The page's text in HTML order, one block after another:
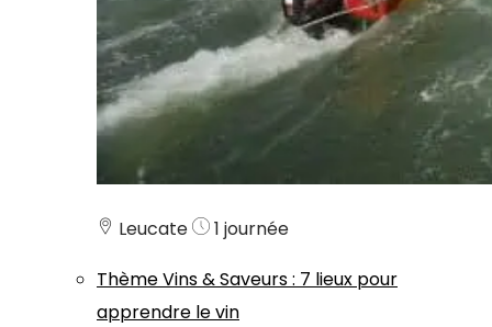
Leucate
1 journée
ThèmeVins & Saveurs: 7 lieux pour
apprendre le vin